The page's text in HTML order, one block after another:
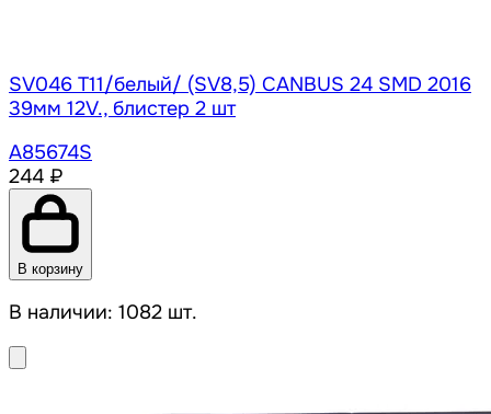
SV046 T11/белый/ (SV8,5) CANBUS 24 SMD 2016
39мм 12V., блистер 2 шт
A85674S
244 ₽
В корзину
В наличии: 1082 шт.